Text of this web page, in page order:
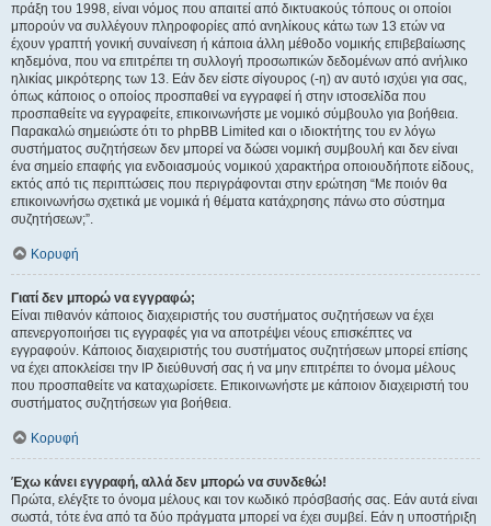
πράξη του 1998, είναι νόμος που απαιτεί από δικτυακούς τόπους οι οποίοι
μπορούν να συλλέγουν πληροφορίες από ανηλίκους κάτω των 13 ετών να
έχουν γραπτή γονική συναίνεση ή κάποια άλλη μέθοδο νομικής επιβεβαίωσης
κηδεμόνα, που να επιτρέπει τη συλλογή προσωπικών δεδομένων από ανήλικο
ηλικίας μικρότερης των 13. Εάν δεν είστε σίγουρος (-η) αν αυτό ισχύει για σας,
όπως κάποιος ο οποίος προσπαθεί να εγγραφεί ή στην ιστοσελίδα που
προσπαθείτε να εγγραφείτε, επικοινωνήστε με νομικό σύμβουλο για βοήθεια.
Παρακαλώ σημειώστε ότι το phpBB Limited και ο ιδιοκτήτης του εν λόγω
συστήματος συζητήσεων δεν μπορεί να δώσει νομική συμβουλή και δεν είναι
ένα σημείο επαφής για ενδοιασμούς νομικού χαρακτήρα οποιουδήποτε είδους,
εκτός από τις περιπτώσεις που περιγράφονται στην ερώτηση “Με ποιόν θα
επικοινωνήσω σχετικά με νομικά ή θέματα κατάχρησης πάνω στο σύστημα
συζητήσεων;”.
Κορυφή
Γιατί δεν μπορώ να εγγραφώ;
Είναι πιθανόν κάποιος διαχειριστής του συστήματος συζητήσεων να έχει
απενεργοποιήσει τις εγγραφές για να αποτρέψει νέους επισκέπτες να
εγγραφούν. Κάποιος διαχειριστής του συστήματος συζητήσεων μπορεί επίσης
να έχει αποκλείσει την IP διεύθυνσή σας ή να μην επιτρέπει το όνομα μέλους
που προσπαθείτε να καταχωρίσετε. Επικοινωνήστε με κάποιον διαχειριστή του
συστήματος συζητήσεων για βοήθεια.
Κορυφή
Έχω κάνει εγγραφή, αλλά δεν μπορώ να συνδεθώ!
Πρώτα, ελέγξτε το όνομα μέλους και τον κωδικό πρόσβασής σας. Εάν αυτά είναι
σωστά, τότε ένα από τα δύο πράγματα μπορεί να έχει συμβεί. Εάν η υποστήριξη